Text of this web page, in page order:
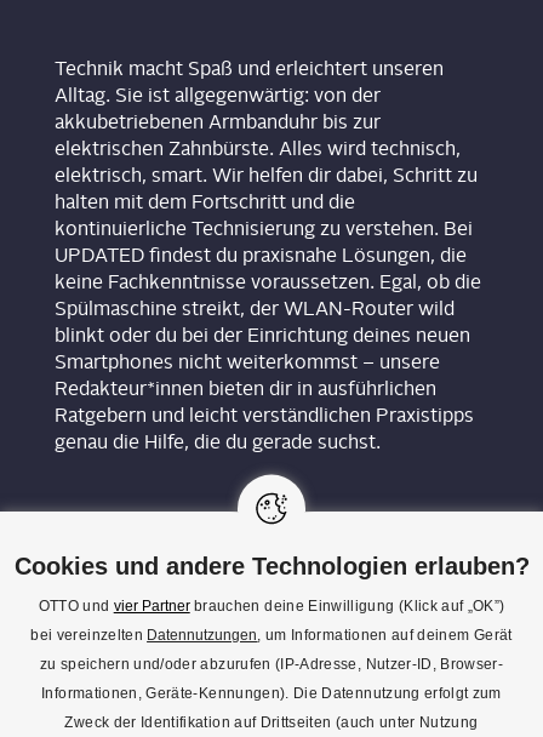
Technik macht Spaß und erleichtert unseren
Alltag. Sie ist allgegenwärtig: von der
akkubetriebenen Armbanduhr bis zur
elektrischen Zahnbürste. Alles wird technisch,
elektrisch, smart. Wir helfen dir dabei, Schritt zu
halten mit dem Fortschritt und die
kontinuierliche Technisierung zu verstehen. Bei
UPDATED findest du praxisnahe Lösungen, die
keine Fachkenntnisse voraussetzen. Egal, ob die
Spülmaschine streikt, der WLAN-Router wild
blinkt oder du bei der Einrichtung deines neuen
Smartphones nicht weiterkommst – unsere
Redakteur*innen bieten dir in ausführlichen
Ratgebern und leicht verständlichen Praxistipps
genau die Hilfe, die du gerade suchst.
KON­TAKT
REDAK­TI­ON
Cookies und andere Technologien erlauben?
OTTO und vier Partnerbrauchen deine Einwilligung (Klick auf „OK”)
bei vereinzelten Datennutzungen, um Informationen auf deinem Gerät
zu speichern und/oder abzurufen (IP-Adresse, Nutzer-ID, Browser-
Informationen, Geräte-Kennungen). Die Datennutzung erfolgt zum
Zweck der Identifikation auf Drittseiten (auch unter Nutzung